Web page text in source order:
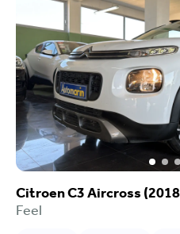
Citroen C3 Aircross
Feel